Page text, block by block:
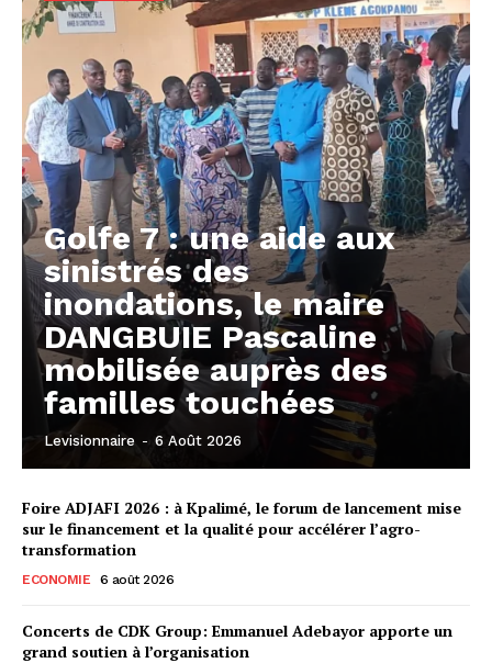
Golfe 7 : une aide aux
sinistrés des
inondations, le maire
DANGBUIE Pascaline
mobilisée auprès des
familles touchées
Levisionnaire - 6 Août 2026
Foire ADJAFI 2026 : à Kpalimé, le forum de lancement mise
sur le financement et la qualité pour accélérer l’agro-
transformation
ECONOMIE 6 août 2026
Concerts de CDK Group: Emmanuel Adebayor apporte un
grand soutien à l’organisation